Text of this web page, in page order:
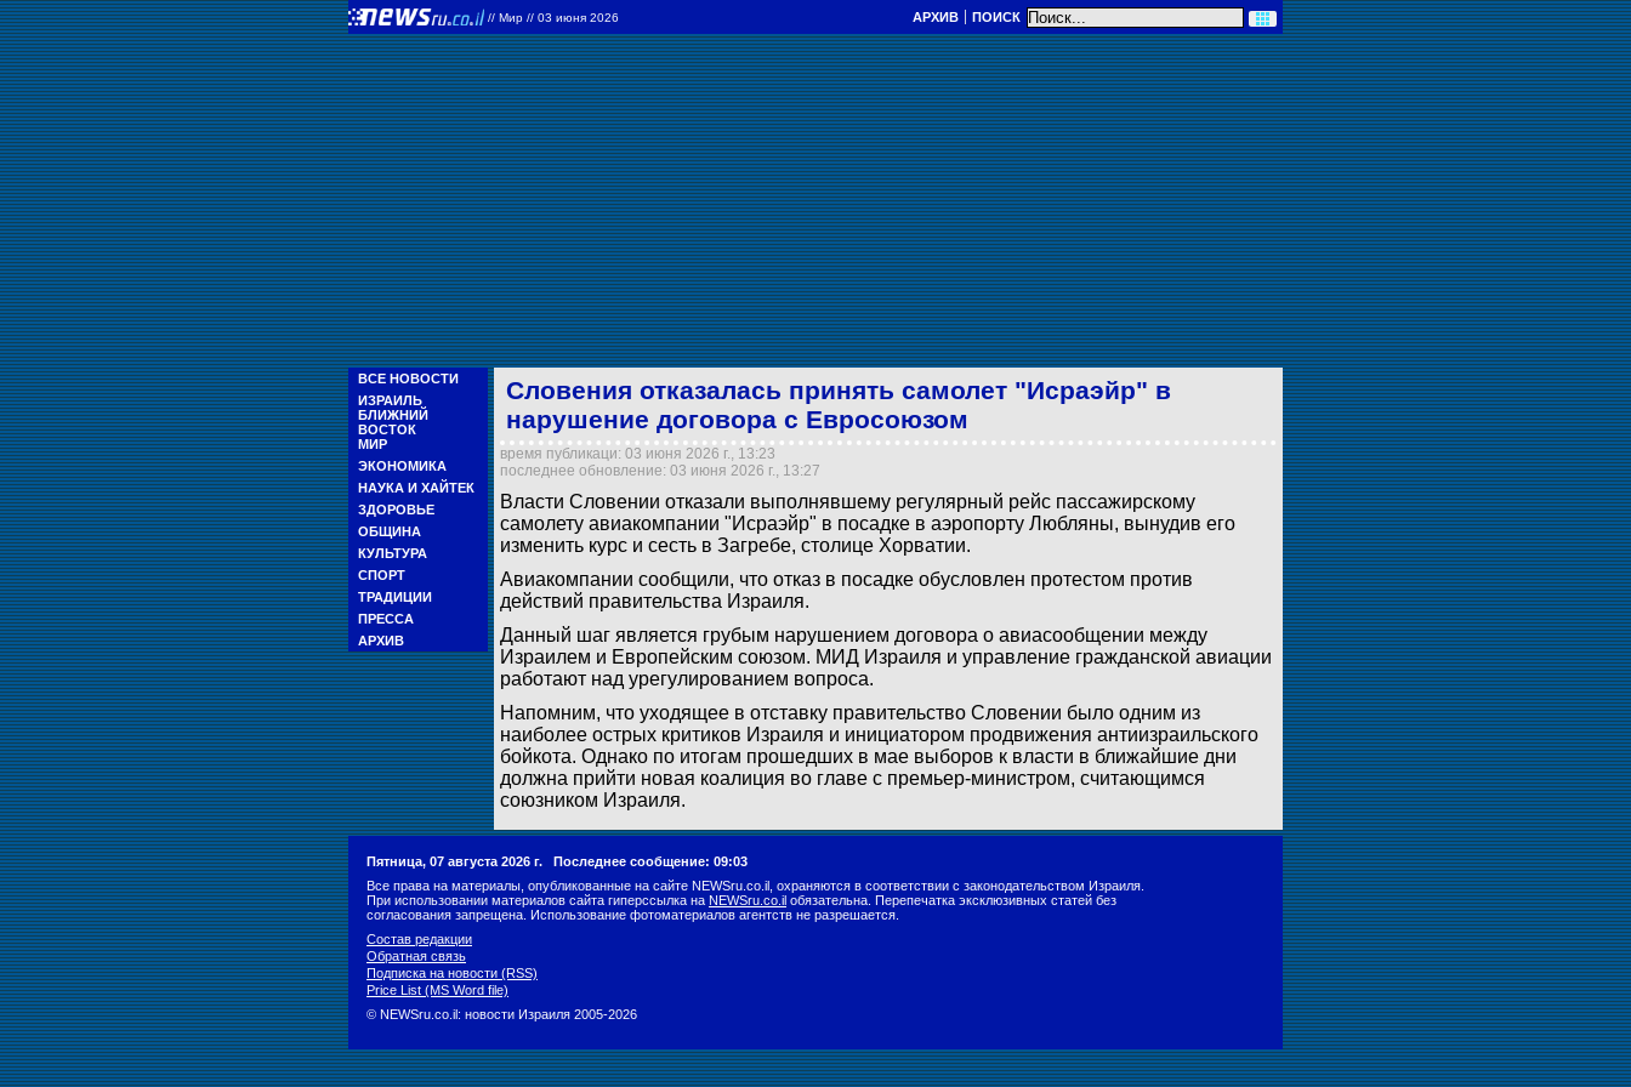
// Мир // 03 июня 2026 АРХИВ ПОИСК
ВСЕ НОВОСТИ
ИЗРАИЛЬ
БЛИЖНИЙ
ВОСТОК
МИР
ЭКОНОМИКА
НАУКА И ХАЙТЕК
ЗДОРОВЬЕ
ОБЩИНА
КУЛЬТУРА
СПОРТ
ТРАДИЦИИ
ПРЕССА
АРХИВ
Словения отказалась принять самолет "Исраэйр" в
нарушение договора с Евросоюзом
время публикаци: 03 июня 2026 г., 13:23
последнее обновление: 03 июня 2026 г., 13:27
Власти Словении отказали выполнявшему регулярный рейс пассажирскому
самолету авиакомпании "Исраэйр" в посадке в аэропорту Любляны, вынудив его
изменить курс и сесть в Загребе, столице Хорватии.
Авиакомпании сообщили, что отказ в посадке обусловлен протестом против
действий правительства Израиля.
Данный шаг является грубым нарушением договора о авиасообщении между
Израилем и Европейским союзом. МИД Израиля и управление гражданской авиации
работают над урегулированием вопроса.
Напомним, что уходящее в отставку правительство Словении было одним из
наиболее острых критиков Израиля и инициатором продвижения антиизраильского
бойкота. Однако по итогам прошедших в мае выборов к власти в ближайшие дни
должна прийти новая коалиция во главе с премьер-министром, считающимся
союзником Израиля.
Пятница, 07 августа 2026 г. Последнее сообщение: 09:03
Все права на материалы, опубликованные на сайте NEWSru.co.il, охраняются в соответствии с законодательством Израиля.
При использовании материалов сайта гиперссылка на NEWSru.co.il обязательна. Перепечатка эксклюзивных статей без
согласования запрещена. Использование фотоматериалов агентств не разрешается.
Состав редакции
Обратная связь
Подписка на новости (RSS)
Price List (MS Word file)
© NEWSru.co.il: новости Израиля 2005-2026